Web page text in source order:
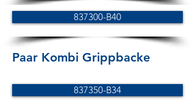
837300-B40
Paar Kombi Grippbacke
837350-B34